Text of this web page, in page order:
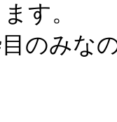
す。
のみな